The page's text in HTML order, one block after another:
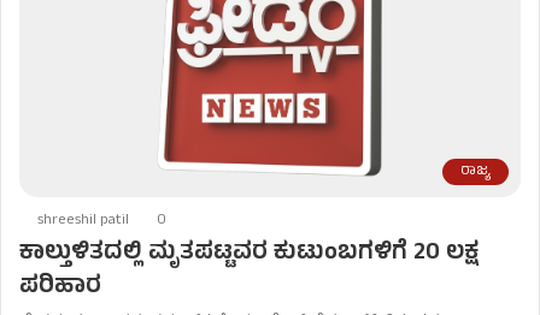
ರಾಜ್ಯ
shreeshil patil 0
ಕಾಲ್ತುಳಿತದಲ್ಲಿ ಮೃತಪಟ್ಟವರ ಕುಟುಂಬಗಳಿಗೆ 20 ಲಕ್ಷ
ಪರಿಹಾರ